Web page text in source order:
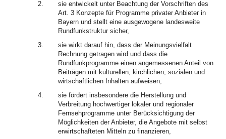
2.
sie entwickelt unter Beachtung der Vorschriften des
Art. 3 Konzepte für Programme privater Anbieter in
Bayern und stellt eine ausgewogene landesweite
Rundfunkstruktur sicher,
3.
sie wirkt darauf hin, dass der Meinungsvielfalt
Rechnung getragen wird und dass die
Rundfunkprogramme einen angemessenen Anteil von
Beiträgen mit kulturellen, kirchlichen, sozialen und
wirtschaftlichen Inhalten aufweisen,
4.
sie fördert insbesondere die Herstellung und
Verbreitung hochwertiger lokaler und regionaler
Fernsehprogramme unter Berücksichtigung der
Möglichkeiten der Anbieter, die Angebote mit selbst
erwirtschafteten Mitteln zu finanzieren,